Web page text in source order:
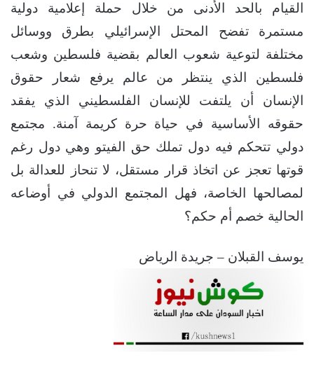
القيام بالحد الأدنى من خلال حملة إعلامية دولية
مستمرة تفضح المحتل الإسرائيلي بطرق ووسائل
مختلفة لتوعية شعوب العالم بقضية فلسطين وشعب
فلسطين الذي ينتظر من عالم يرفع شعار حقوق
الإنسان أن يلتفت للإنسان الفلسطيني الذي يفقد
حقوقه الأساسية في حياة حرة كريمة آمنة. مجتمع
دولي تتحكم فيه دول تملك حق الفيتو وهي دول رغم
قوتها تعجز عن اتخاذ قرار مستقل، لا تنحاز للعدالة بل
لمصالحها الخاصة، فهل المجتمع الدولي في أوضاعه
الحالية خصم أم حكم؟
يوسف القبلان – جريدة الرياض